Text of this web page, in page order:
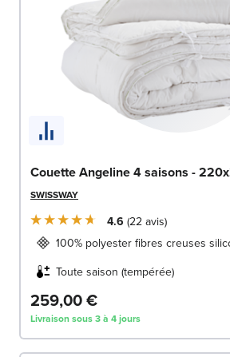
Couette Angeline 4 saisons -
SWISSWAY
4.6 22 avis
100% polyester fibres creuses
Toute saison (tempérée)
259,00 €
Livraison sous 3 à 4 jours